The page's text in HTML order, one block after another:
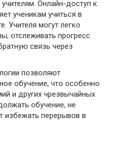
Онлайн-доступ к
ученикам учиться в
Учителя могут легко
отслеживать прогресс
связь через
позволяют
обучение, что особенно
и других чрезвычайных
обучение, не
избежать перерывов в